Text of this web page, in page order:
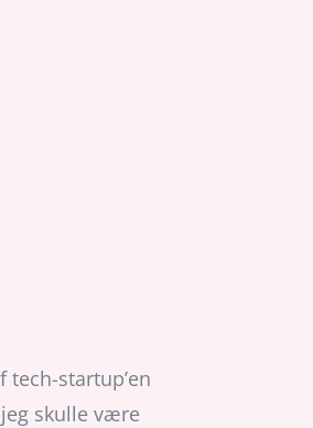
startup’en
skulle være